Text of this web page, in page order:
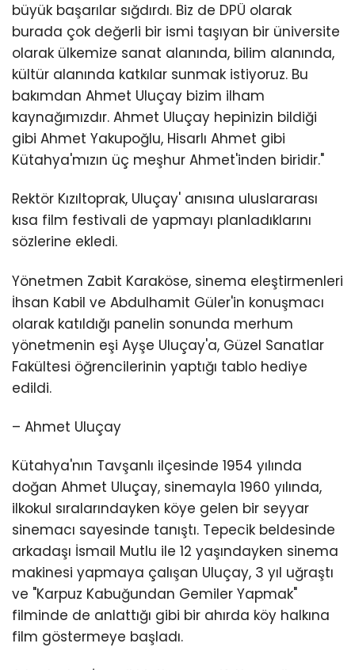
büyük başarılar sığdırdı. Biz de DPÜ olarak
burada çok değerli bir ismi taşıyan bir üniversite
olarak ülkemize sanat alanında, bilim alanında,
kültür alanında katkılar sunmak istiyoruz. Bu
bakımdan Ahmet Uluçay bizim ilham
kaynağımızdır. Ahmet Uluçay hepinizin bildiği
gibi Ahmet Yakupoğlu, Hisarlı Ahmet gibi
Kütahya'mızın üç meşhur Ahmet'inden biridir."
Rektör Kızıltoprak, Uluçay' anısına uluslararası
kısa film festivali de yapmayı planladıklarını
sözlerine ekledi.
Yönetmen Zabit Karaköse, sinema eleştirmenleri
İhsan Kabil ve Abdulhamit Güler'in konuşmacı
olarak katıldığı panelin sonunda merhum
yönetmenin eşi Ayşe Uluçay'a, Güzel Sanatlar
Fakültesi öğrencilerinin yaptığı tablo hediye
edildi.
– Ahmet Uluçay
Kütahya'nın Tavşanlı ilçesinde 1954 yılında
doğan Ahmet Uluçay, sinemayla 1960 yılında,
ilkokul sıralarındayken köye gelen bir seyyar
sinemacı sayesinde tanıştı. Tepecik beldesinde
arkadaşı İsmail Mutlu ile 12 yaşındayken sinema
makinesi yapmaya çalışan Uluçay, 3 yıl uğraştı
ve "Karpuz Kabuğundan Gemiler Yapmak"
filminde de anlattığı gibi bir ahırda köy halkına
film göstermeye başladı.